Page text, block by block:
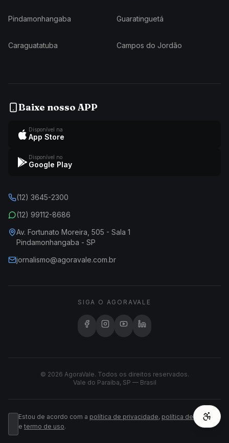
Pindamonhangaba Guaratinguetá
Caraguatatuba Campos do Jordão
Baixe nosso APP
Disponível na
App Store
Disponível no
Google Play
(12) 3645-2300
(12) 99112-8686
Av. Fortunato Moreira, 505 - Sala 1
Pindamonhangaba - SP
jornalismo@agoravale.com.br
SIGA O AGORAVALE
© 2026 AgoraVale. Todos os direitos reservados.
Vale do Paraíba, SP — Brasil
Estou de acordo com a política de privacidade, política de cookies
e termo de uso.